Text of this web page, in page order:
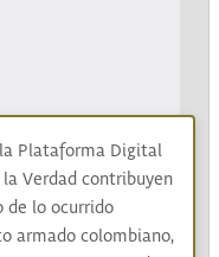
Plataforma Digital
Verdad contribuyen
de lo ocurrido
armado colombiano,